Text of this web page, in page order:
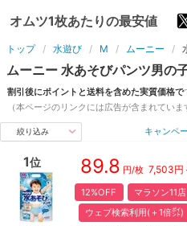
オムツ1枚あたりの最安値
トップ 水遊び M ムーニー
ムーニー 水あそびパンツ男の
割引後にポイントと送料を含めた実質価格で
（本ページのリンクには広告が含まれていま
絞り込み キャンペ
1位 89.8 円/枚 7,503円
12%OFF マラソン11
ウェブ検索利用(＋1倍㌽)